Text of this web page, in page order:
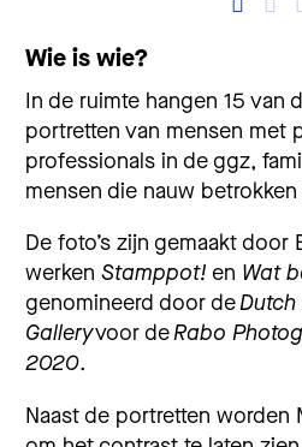
Wie is wie?
In de ruimte hangen 15 van
portretten van mensen met
professionals in de ggz,
mensen die nauw
De foto’s zijn gemaakt door
werken Stamppot! en Wat
genomineerd door de
Galleryvoor deRabo
2020.
Naast de portretten worden